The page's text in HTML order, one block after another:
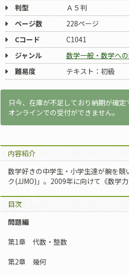
判型
Ａ５判
ページ数
228ページ
Cコード
C1041
ジャンル
数学一般・数学へ
難易度
テキスト：初級
只今、在庫が不足しており納期が確定
オンラインでの受付ができません。
内容紹介
数学好きの中学生・小学生達が腕を
ク(JJMO)」。2009年に向けて《数学
目次
問題編
第1章 代数・整数
第2章 幾何